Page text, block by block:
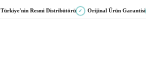
Türkiye'nin Resmi Distribütörü ✓ Orijinal Ürün Garantisi